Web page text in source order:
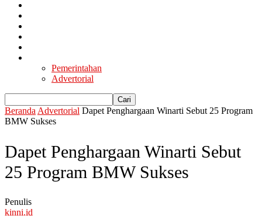
Pemerintahan
Advertorial
Beranda Advertorial Dapet Penghargaan Winarti Sebut 25 Program
BMW Sukses
Dapet Penghargaan Winarti Sebut
25 Program BMW Sukses
Penulis
kinni.id